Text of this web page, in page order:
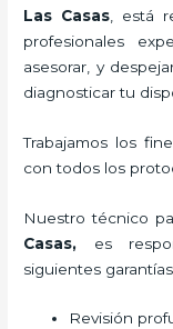
Las Casas , está
profesionales
asesorar, y
diagnosticar tu
Trabajamos los
con todos los
Nuestro técnico
Casas, es
siguientes
Revisión